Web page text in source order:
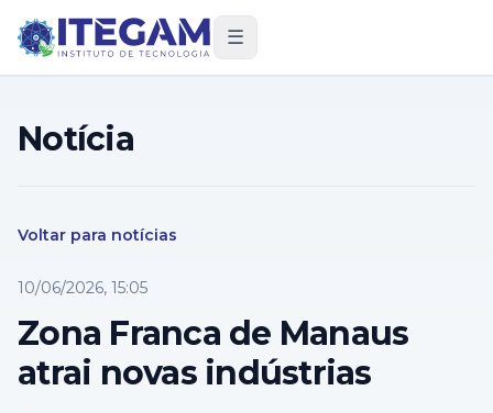
☰
Notícia
Voltar para notícias
10/06/2026, 15:05
Zona Franca de Manaus
atrai novas indústrias